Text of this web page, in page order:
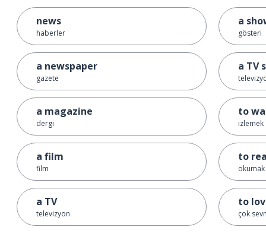
news
haberler
a newspaper
gazete
a magazine
dergi
a film
film
a TV
televizyon
a
gösteri
a TV
to
izlemek
to
okumak
to
çok